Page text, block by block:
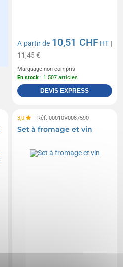
A partir de 10,51 CHF HT |
11,45 €
Marquage non compris
En stock : 1 507 articles
DEVIS EXPRESS
3,0 Réf. 00010V0087590
Set à fromage et vin